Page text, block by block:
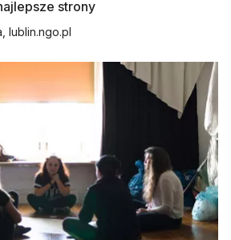
strony
lublin.ngo.pl